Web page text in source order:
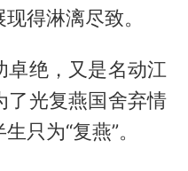
得淋漓尽致。
卓绝，又是名动江
了光复燕国舍弃情
只为“复燕”。